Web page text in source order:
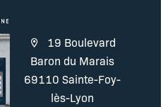
19 Boulevard
Baron du Marais
69110 Sainte-Foy-
lès-Lyon